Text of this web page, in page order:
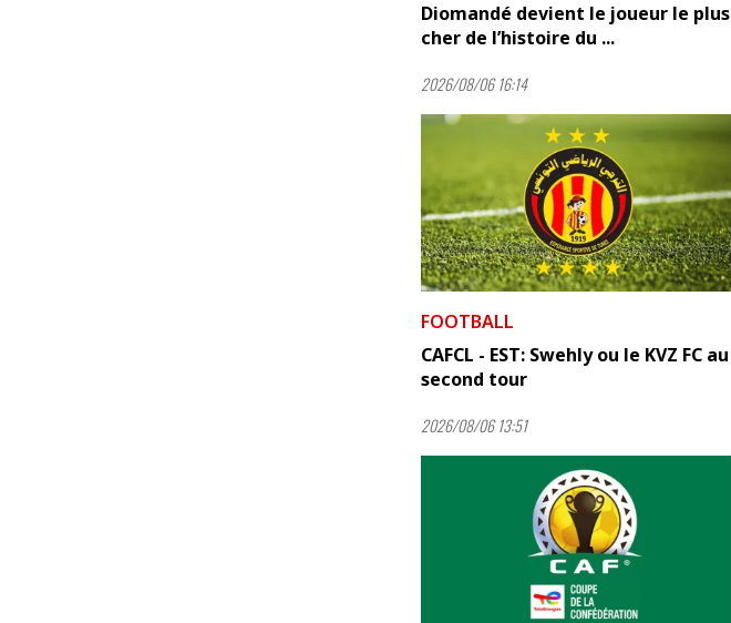
Diomandé devient le joueur le plus
cher de l’histoire du ...
2026/08/06 16:14
FOOTBALL
CAFCL - EST: Swehly ou le KVZ FC au
second tour
2026/08/06 13:51